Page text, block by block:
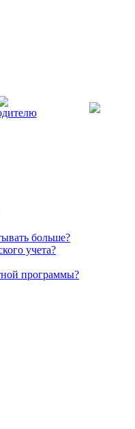
больше?
учета?
программы?